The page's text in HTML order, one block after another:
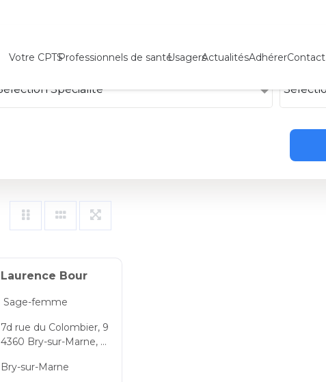
Votre CPTSProfessionnels de santéUsagersActualitésAdhérerContact
Sélection Spécialité
Laurence Bour
Sage-femme
7d rue du Colombier, 9
4360 Bry-sur-Marne, V
nce, France
Bry-sur-Marne